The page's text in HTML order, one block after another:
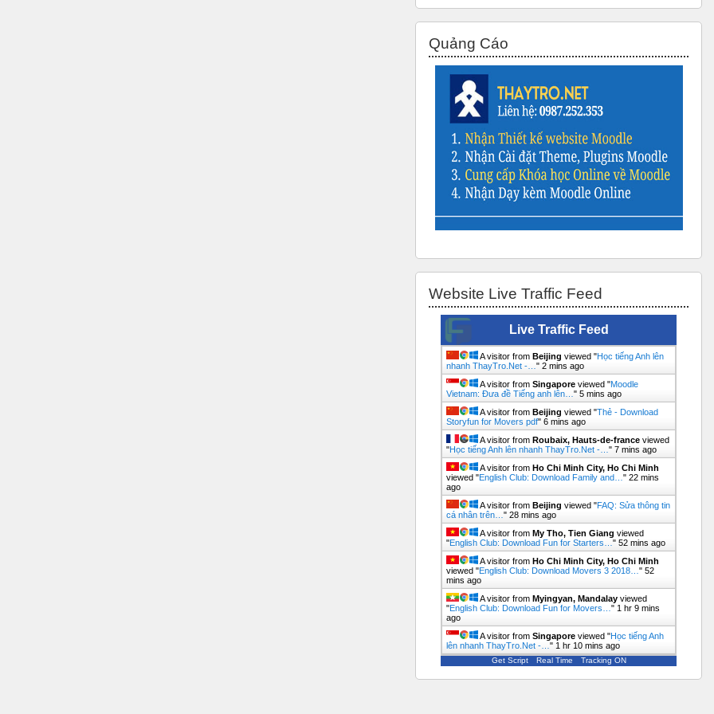
Quảng Cáo
Website Live Traffic Feed
Live Traffic Feed
A visitor from Beijing viewed "Học tiếng Anh lên
nhanh ThayTro.Net -…" 2 mins ago
A visitor from Singapore viewed "Moodle
Vietnam: Đưa đề Tiếng anh lên…" 5 mins ago
A visitor from Beijing viewed "Thẻ - Download
Storyfun for Movers pdf" 6 mins ago
A visitor from Roubaix, Hauts-de-france viewed
"Học tiếng Anh lên nhanh ThayTro.Net -…" 7 mins ago
A visitor from Ho Chi Minh City, Ho Chi Minh
viewed "English Club: Download Family and…" 22 mins
ago
A visitor from Beijing viewed "FAQ: Sửa thông tin
cá nhân trên…" 28 mins ago
A visitor from My Tho, Tien Giang viewed
"English Club: Download Fun for Starters…" 52 mins ago
A visitor from Ho Chi Minh City, Ho Chi Minh
viewed "English Club: Download Movers 3 2018…" 52
mins ago
A visitor from Myingyan, Mandalay viewed
"English Club: Download Fun for Movers…" 1 hr 9 mins
ago
A visitor from Singapore viewed "Học tiếng Anh
lên nhanh ThayTro.Net -…" 1 hr 10 mins ago
Get Script Real Time Tracking ON